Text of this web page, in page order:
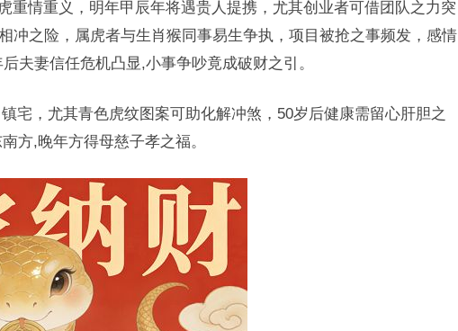
重情重义，明年甲辰年将遇贵人提携，尤其创业者可借团队之力突
冲之险，属虎者与生肖猴同事易生争执，项目被抢之事频发，感情
夫妻信任危机凸显,小事争吵竟成破财之引。
宅，尤其青色虎纹图案可助化解冲煞，50岁后健康需留心肝胆之
方,晚年方得母慈子孝之福。